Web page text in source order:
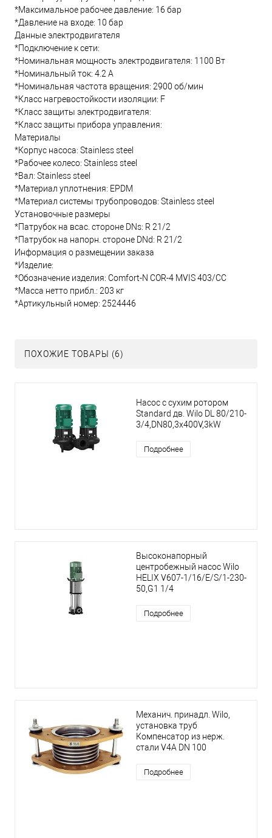
*Максимальное рабочее давление: 16 бар
*Давление на входе: 10 бар
Данные электродвигателя
*Подключение к сети:
*Номинальная мощность электродвигателя: 1100 Вт
*Номинальный ток: 4.2 А
*Номинальная частота вращения: 2900 об/мин
*Класс нагревостойкости изоляции: F
*Класс защиты электродвигателя:
*Класс защиты прибора управления:
Материалы
*Корпус насоса: Stainless steel
*Рабочее колесо: Stainless steel
*Вал: Stainless steel
*Материал уплотнения: EPDM
*Материал системы трубопроводов: Stainless steel
Установочные размеры
*Патрубок на всас. стороне DNs: R 21/2
*Патрубок на напорн. стороне DNd: R 21/2
Информация о размещении заказа
*Изделие:
*Обозначение изделия: Comfort-N COR-4 MVIS 403/CC
*Масса нетто прибл.: 203 кг
*Артикульный номер: 2524446
ПОХОЖИЕ ТОВАРЫ (6)
Насос с сухим ротором
Standard дв. Wilo DL 80/210-
3/4,DN80,3x400V,3kW
Подробнее
Высоконапорный
центробежный насос Wilo
HELIX V607-1/16/E/S/1-230-
50,G1 1/4
Подробнее
Механич. принадл. Wilo,
установка труб
Компенсатор из нерж.
стали V4A DN 100
Подробнее